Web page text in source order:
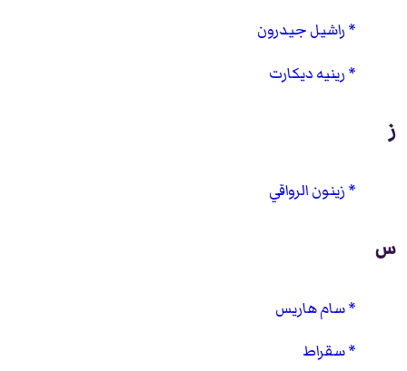
راشيل جيدرون
رينيه ديكارت
ز
زينون الرواقي
س
سام هاريس
سقراط